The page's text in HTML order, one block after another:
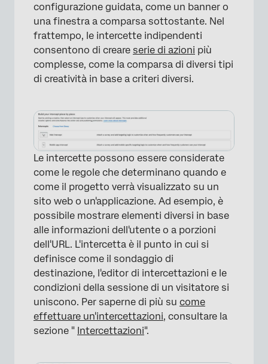
×
configurazione guidata, come un banner o
una finestra a comparsa sottostante. Nel
frattempo, le intercette indipendenti
consentono di creare serie di azioni più
complesse, come la comparsa di diversi tipi
di creatività in base a criteri diversi.
Le intercette possono essere considerate
come le regole che determinano quando e
come il progetto verrà visualizzato su un
sito web o un'applicazione. Ad esempio, è
possibile mostrare elementi diversi in base
alle informazioni dell'utente o a porzioni
dell'URL. L'intercetta è il punto in cui si
definisce come il sondaggio di
destinazione, l'editor di intercettazioni e le
condizioni della sessione di un visitatore si
uniscono. Per saperne di più su come
effettuare un'intercettazioni, consultare la
sezione " Intercettazioni".